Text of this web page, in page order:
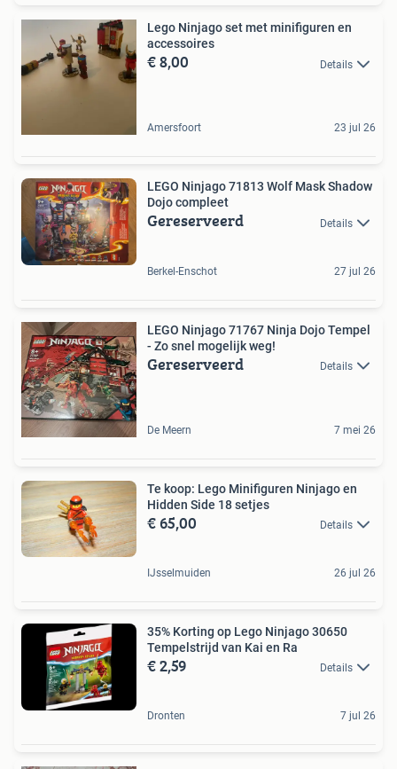
Lego Ninjago set met minifiguren en
accessoires
€ 8,00 Details
Amersfoort 23 jul 26
LEGO Ninjago 71813 Wolf Mask Shadow
Dojo compleet
Gereserveerd Details
Berkel-Enschot 27 jul 26
LEGO Ninjago 71767 Ninja Dojo Tempel
- Zo snel mogelijk weg!
Gereserveerd Details
De Meern 7 mei 26
Te koop: Lego Minifiguren Ninjago en
Hidden Side 18 setjes
€ 65,00 Details
IJsselmuiden 26 jul 26
35% Korting op Lego Ninjago 30650
Tempelstrijd van Kai en Ra
€ 2,59 Details
Dronten 7 jul 26